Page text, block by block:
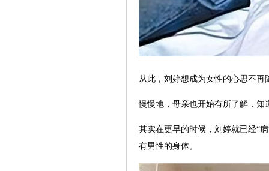
从此，刘婷想成为女性的心思不再
慢慢地，母亲也开始有所了解，
其实在更早的时候，刘婷就已经“
有男性的身体。